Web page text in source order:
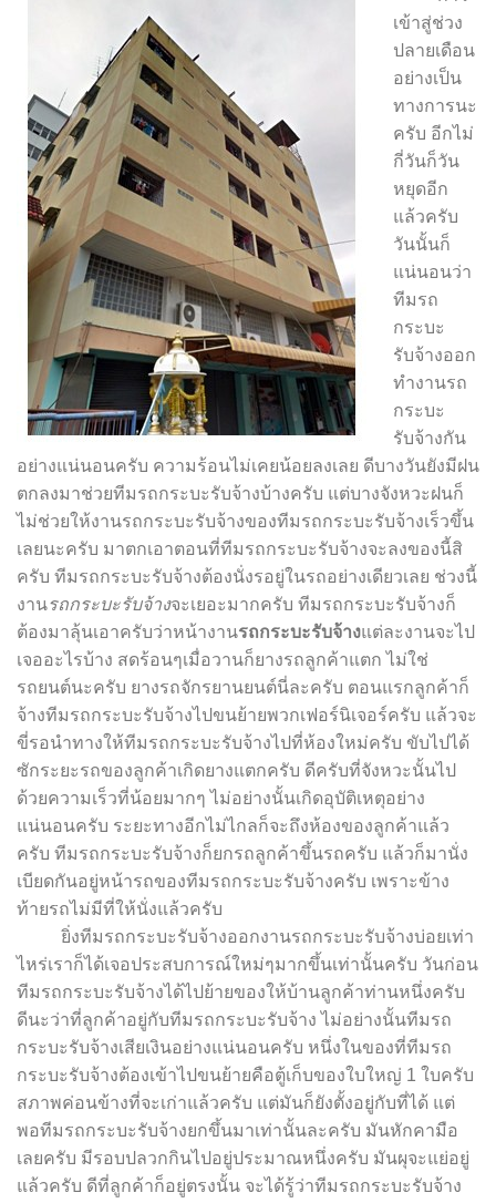
เข้าสู่ช่วง
ปลายเดือน
อย่างเป็น
ทางการนะ
ครับ อีกไม่
กี่วันก็วัน
หยุดอีก
แล้วครับ
วันนั้นก็
แน่นอนว่า
ทีมรถ
กระบะ
รับจ้างออก
ทำงานรถ
กระบะ
รับจ้างกัน
อย่างแน่นอนครับ ความร้อนไม่เคยน้อยลงเลย ดีบางวันยังมีฝน
ตกลงมาช่วยทีมรถกระบะรับจ้างบ้างครับ แต่บางจังหวะฝนก็
ไม่ช่วยให้งานรถกระบะรับจ้างของทีมรถกระบะรับจ้างเร็วขึ้น
เลยนะครับ มาตกเอาตอนที่ทีมรถกระบะรับจ้างจะลงของนี้สิ
ครับ ทีมรถกระบะรับจ้างต้องนั่งรอยู่ในรถอย่างเดียวเลย ช่วงนี้
งานรถกระบะรับจ้างจะเยอะมากครับ ทีมรถกระบะรับจ้างก็
ต้องมาลุ้นเอาครับว่าหน้างานรถกระบะรับจ้างแต่ละงานจะไป
เจออะไรบ้าง สดร้อนๆเมื่อวานก็ยางรถลูกค้าแตก ไม่ใช่
รถยนต์นะครับ ยางรถจักรยานยนต์นี่ละครับ ตอนแรกลูกค้าก็
จ้างทีมรถกระบะรับจ้างไปขนย้ายพวกเฟอร์นิเจอร์ครับ แล้วจะ
ขี่รอนำทางให้ทีมรถกระบะรับจ้างไปที่ห้องใหม่ครับ ขับไปได้
ซักระยะรถของลูกค้าเกิดยางแตกครับ ดีครับที่จังหวะนั้นไป
ด้วยความเร็วที่น้อยมากๆ ไม่อย่างนั้นเกิดอุบัติเหตุอย่าง
แน่นอนครับ ระยะทางอีกไม่ไกลก็จะถึงห้องของลูกค้าแล้ว
ครับ ทีมรถกระบะรับจ้างก็ยกรถลูกค้าขึ้นรถครับ แล้วก็มานั่ง
เบียดกันอยู่หน้ารถของทีมรถกระบะรับจ้างครับ เพราะข้าง
ท้ายรถไม่มีที่ให้นั่งแล้วครับ
ยิ่งทีมรถกระบะรับจ้างออกงานรถกระบะรับจ้างบ่อยเท่า
ไหร่เราก็ได้เจอประสบการณ์ใหม่ๆมากขึ้นเท่านั้นครับ วันก่อน
ทีมรถกระบะรับจ้างได้ไปย้ายของให้บ้านลูกค้าท่านหนึ่งครับ
ดีนะว่าที่ลูกค้าอยู่กับทีมรถกระบะรับจ้าง ไม่อย่างนั้นทีมรถ
กระบะรับจ้างเสียเงินอย่างแน่นอนครับ หนึ่งในของที่ทีมรถ
กระบะรับจ้างต้องเข้าไปขนย้ายคือตู้เก็บของใบใหญ่ 1 ใบครับ
สภาพค่อนข้างที่จะเก่าแล้วครับ แต่มันก็ยังตั้งอยู่กับที่ได้ แต่
พอทีมรถกระบะรับจ้างยกขึ้นมาเท่านั้นละครับ มันหักคามือ
เลยครับ มีรอบปลวกกินไปอยู่ประมาณหนึ่งครับ มันผุจะแย่อยู่
แล้วครับ ดีที่ลูกค้าก็อยู่ตรงนั้น จะได้รู้ว่าทีมรถกระบะรับจ้าง